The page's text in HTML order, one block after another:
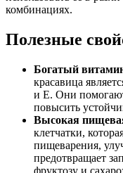
комбинациях.
Полезные
Богатый
красавица
и E. Они
повысить
Высокая
клетчатки,
пищеварения,
предотвращает
фруктозу и